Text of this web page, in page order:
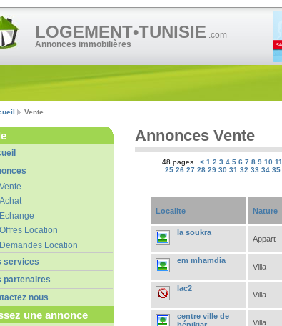
LOGEMENT•TUNISIE .com
Annonces immobilières
Vente
Vente
Achat
Echange
Offres Location
Demandes Location
services
partenaires
nous
une annonce
Annonces Vente
48 pages < 1 2 3 4 5 6 7 8 9 10 11
25 26 27 28 29 30 31 32 33 34 35
Localite Nature
la soukra
Appart
em mhamdia
Villa
lac2
Villa
centre ville de
Villa